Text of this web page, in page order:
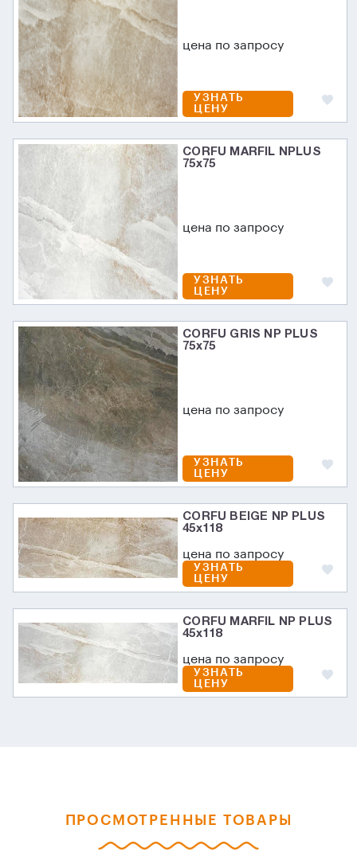
цена по запросу
УЗНАТЬ
ЦЕНУ
CORFU MARFIL NPLUS
75х75
цена по запросу
УЗНАТЬ
ЦЕНУ
CORFU GRIS NP PLUS
75х75
цена по запросу
УЗНАТЬ
ЦЕНУ
CORFU BEIGE NP PLUS
45х118
цена по запросу
УЗНАТЬ
ЦЕНУ
CORFU MARFIL NP PLUS
45х118
цена по запросу
УЗНАТЬ
ЦЕНУ
ПРОСМОТРЕННЫЕ ТОВАРЫ